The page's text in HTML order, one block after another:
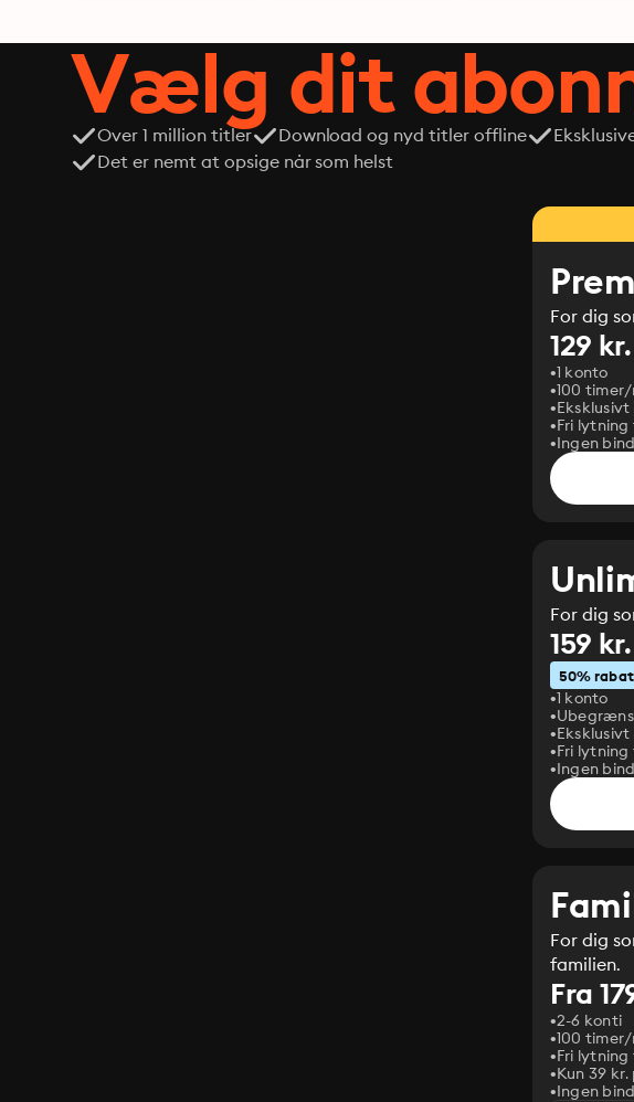
Vælg dit
Over 1 million titler Download og nyd titler offline
Det er nemt at opsige når som helst
For dig
129 kr.
1 konto
100
Fri
Ingen
For dig
159 kr.
50%
1 konto
Fri
Ingen
For dig
familien.
Fra
2-6 konti
100
Fri
Kun 39
Ingen